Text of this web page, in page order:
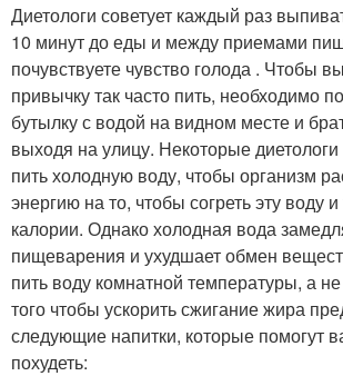
Диетологи советует каждый раз
10 минут до еды и между приемами
почувствуете чувство голода . Чтобы
привычку так часто пить, необходимо
бутылку с водой на видном месте и
выходя на улицу. Некоторые
пить холодную воду, чтобы организм
энергию на то, чтобы согреть эту воду
калории. Однако холодная вода
пищеварения и ухудшает обмен
пить воду комнатной температуры, а
того чтобы ускорить сжигание жира
следующие напитки, которые помогут
похудеть: